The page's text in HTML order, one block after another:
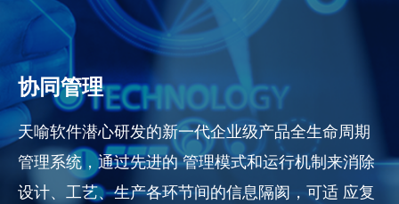
数据安全
天喻软件潜心研发的新一代企业级产品全生命周期
管理系统，通过先进的 管理模式和运行机制来消除
设计、工艺、生产各环节间的信息隔阂，可适 应复